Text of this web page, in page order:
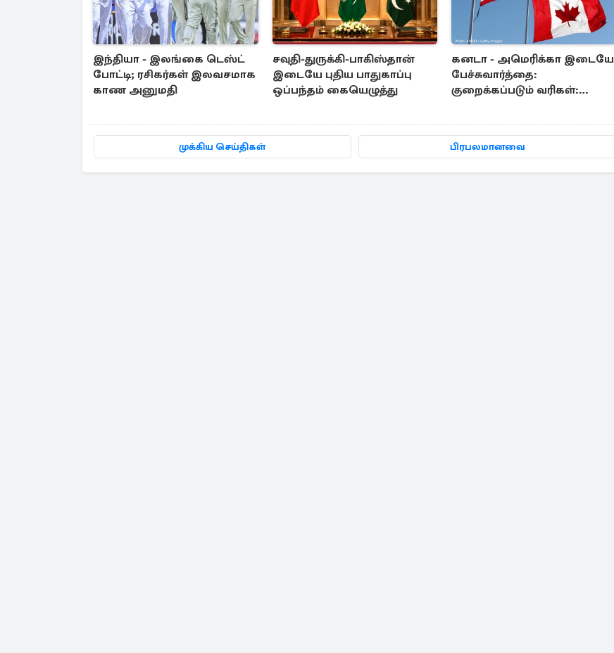
இந்தியா - இலங்கை டெஸ்ட்
போட்டி; ரசிகர்கள் இலவசமாக
காண அனுமதி
சவுதி-துருக்கி-பாகிஸ்தான்
இடையே புதிய பாதுகாப்பு
ஒப்பந்தம் கையெழுத்து
கனடா - அமெரிக்கா இடையே
பேச்சுவார்த்தை:
குறைக்கப்படும் வரிகள்:
முக்கிய செய்திகள் பிரபலமானவை